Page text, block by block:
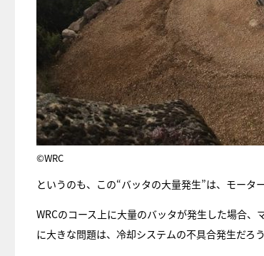
©WRC
というのも、この“バッタの大量発生”は、モータ
WRCのコース上に大量のバッタが発生した場合
に大きな問題は、冷却システムの不具合発生だろう